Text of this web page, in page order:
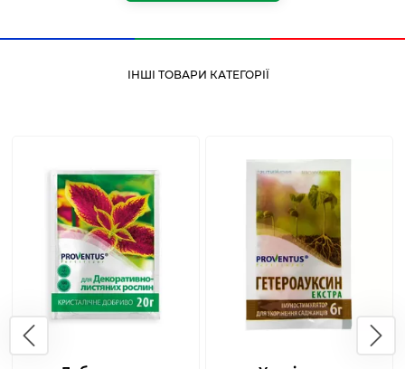
ІНШІ ТОВАРИ КАТЕГОРІЇ